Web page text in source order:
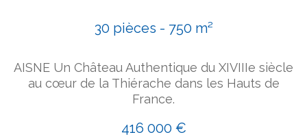
30 pièces - 750 m²
AISNE Un Château Authentique du XIVIIIe siècle
au cœur de la Thiérache dans les Hauts de
France.
416 000 €